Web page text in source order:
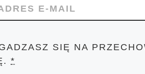
E-MAIL
SIĘ NA
*